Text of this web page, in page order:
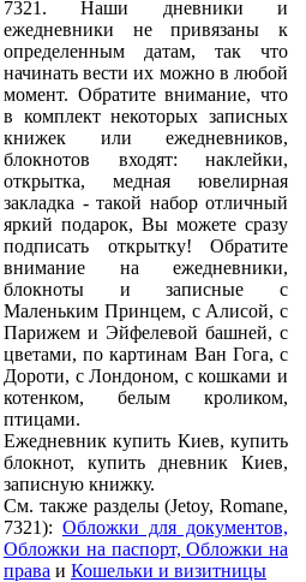
7321. Наши дневники и
ежедневники не привязаны к
определенным датам, так что
начинать вести их можно в любой
момент. Обратите внимание, что
в комплект некоторых записных
книжек или ежедневников,
блокнотов входят: наклейки,
открытка, медная ювелирная
закладка - такой набор отличный
яркий подарок, Вы можете сразу
подписать открытку! Обратите
внимание на ежедневники,
блокноты и записные с
Маленьким Принцем, с Алисой, с
Парижем и Эйфелевой башней, с
цветами, по картинам Ван Гога, с
Дороти, с Лондоном, с кошками и
котенком, белым кроликом,
птицами.
Ежедневник купить Киев, купить
блокнот, купить дневник Киев,
записную книжку.
См. также разделы (Jetoy, Romane,
7321): Обложки для документов,
Обложки на паспорт, Обложки на
права и Кошельки и визитницы